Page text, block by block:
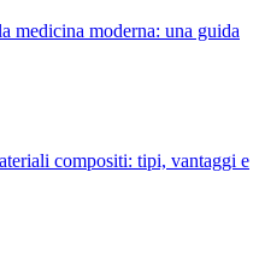
medicina moderna: una guida
compositi: tipi, vantaggi e